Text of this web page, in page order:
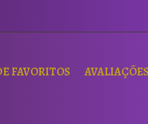
FAVORITOS
AVALIAÇÕES